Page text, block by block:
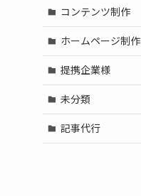
コンテンツ制作
ホームページ制作
提携企業様
未分類
記事代行